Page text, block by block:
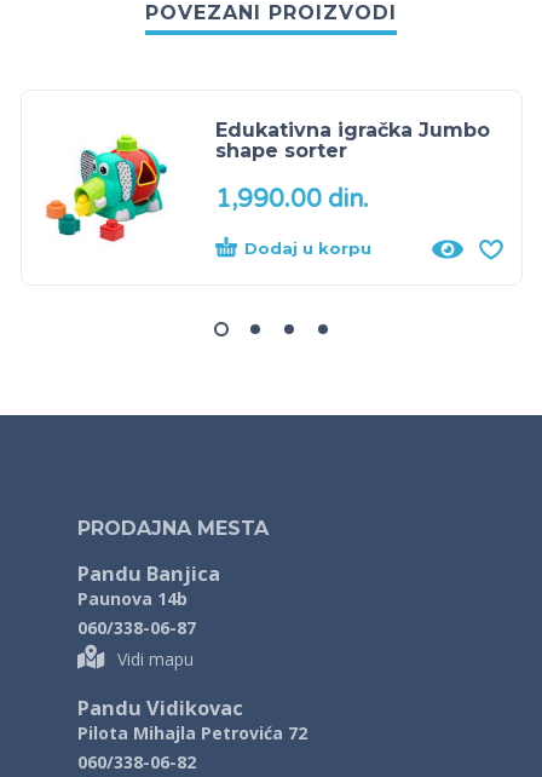
POVEZANI PROIZVODI
Edukativna igračka Jumbo
shape sorter
1,990.00 din.
Dodaj u korpu
PRODAJNA MESTA
Pandu Banjica
Paunova 14b
060/338-06-87
Vidi mapu
Pandu Vidikovac
Pilota Mihajla Petrovića 72
060/338-06-82